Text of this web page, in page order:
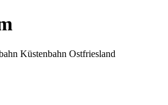
Küstenbahn Ostfriesland